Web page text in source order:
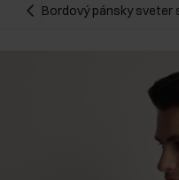
Bordový pánsky sveter